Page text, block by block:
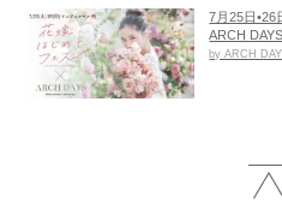
7月25日•26
ARCH
by ARCH